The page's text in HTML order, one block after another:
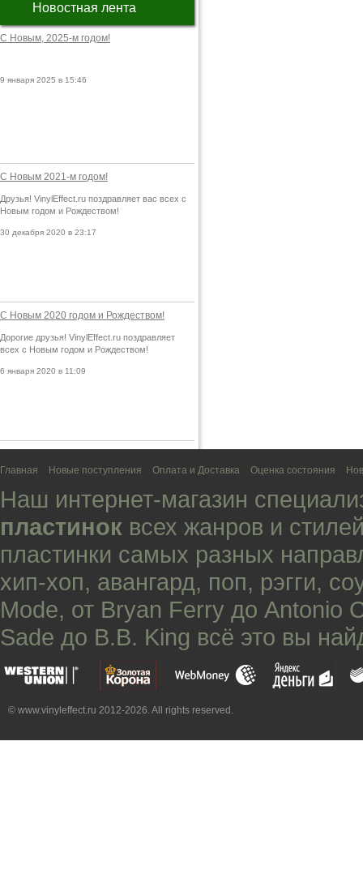
Новостная лента
С Новым, 2025-м годом!
9 января 2025 в 15:46
С Новым 2021-м годом!
Друзья! VinylEffect.ru поздравляет вас всех с
Новым годом и Рождеством!
30 декабря 2020 в 23:17
С Новым 2020 годом и Рождеством!
Дорогие друзья! VinylEffect.ru поздравляет
всех с Новым годом и Рождеством!
6 января 2020 в 11:09
Главная Новые поступления Оплата и Доставка Оценка состояния
Наш интернет-магазин
пластинок всех жанров и
пластинки самых разных
хип-хоп, авангард, поп, рэгги,
Mode, от Bryan Ferry до Antonio
Sade до B.B. King всё это вы
© www.vinyleffect.ru 2012-2026. All rights reserved.